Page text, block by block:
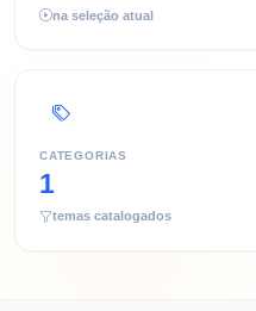
na seleção atual
CATEGORIAS
1
temas catalogados